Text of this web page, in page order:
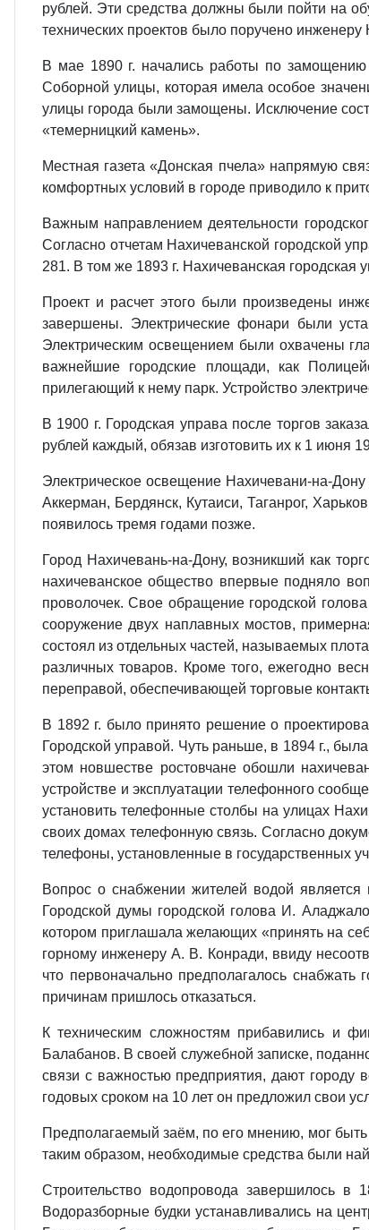
рублей. Эти средства должны были пойти на
технических проектов было поручено инженеру
В мае 1890 г. начались работы по
Соборной улицы, которая имела особое
улицы города были замощены. Исключение
«темерницкий камень».
Местная газета «Донская пчела» напрямую
комфортных условий в городе приводило к
Важным направлением деятельности
Согласно отчетам Нахичеванской городской
281. В том же 1893 г. Нахичеванская
Проект и расчет этого были произведены
завершены. Электрические фонари были
Электрическим освещением были охвачены
важнейшие городские площади, как
прилегающий к нему парк. Устройство
В 1900 г. Городская управа после торгов
рублей каждый, обязав изготовить их к 1
Электрическое освещение Нахичевани-на-
Аккерман, Бердянск, Кутаиси, Таганрог,
появилось тремя годами позже.
Город Нахичевань-на-Дону, возникший как
нахичеванское общество впервые подняло
проволочек. Свое обращение городской
сооружение двух наплавных мостов,
состоял из отдельных частей, называемых
различных товаров. Кроме того, ежегодно
переправой, обеспечивающей торговые
В 1892 г. было принято решение о
Городской управой. Чуть раньше, в 1894 г.,
этом новшестве ростовчане обошли
устройстве и эксплуатации телефонного
установить телефонные столбы на улицах
своих домах телефонную связь. Согласно
телефоны, установленные в государственных
Вопрос о снабжении жителей водой
Городской думы городской голова И.
котором приглашала желающих «принять на
горному инженеру А. В. Конради, ввиду
что первоначально предполагалось снабжать
причинам пришлось отказаться.
К техническим сложностям прибавились и
Балабанов. В своей служебной записке,
связи с важностью предприятия, дают городу
годовых сроком на 10 лет он предложил свои
Предполагаемый заём, по его мнению, мог
таким образом, необходимые средства были
Строительство водопровода завершилось в
Водоразборные будки устанавливались на